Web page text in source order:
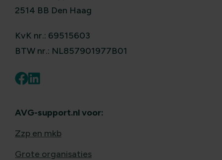
2514 BB Den Haag
KvK nr.: 69515603
BTW nr.: NL857901977B01
AVG-support.nl voor:
Zzp en mkb
Grote organisaties